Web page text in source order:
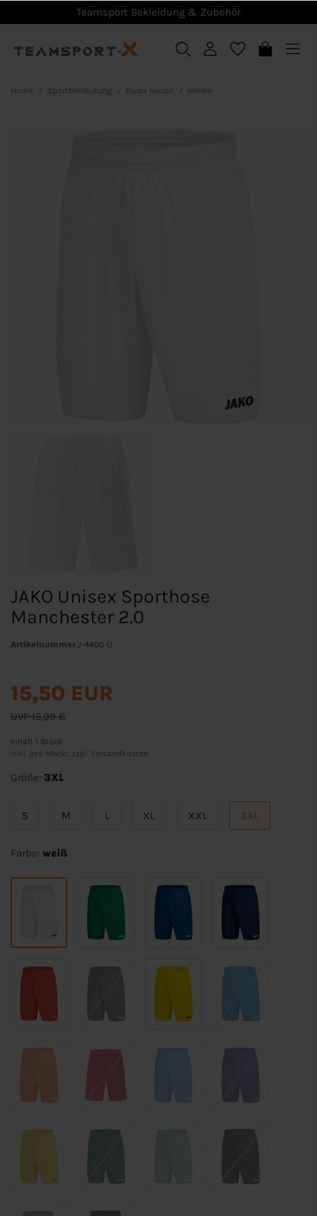
Teamsport Bekleidung & Zubehör
Home Sportbekleidung Kurze Hosen Herren
JAKO Unisex Sporthose
Manchester 2.0
Artikelnummer J-4400-U
UVP 15,99 €
15,50 EUR
Inhalt 1 Stück
inkl. ges. MwSt. zzgl.
Versandkosten
Größe: 3XL
S M L XL XXL 3XL
Farbe: weiß